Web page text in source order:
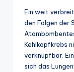
Ein weit
den Folgen der
Kehlkopfkrebs
verknüpfbar.
sich das